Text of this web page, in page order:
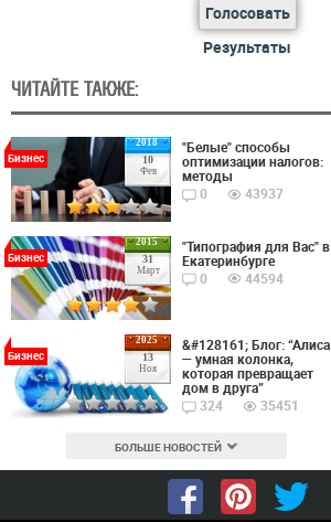
Голосовать
Результаты
ЧИТАЙТЕ ТАКЖЕ:
2018
10
Фев
Бизнес
"Белые" способы
оптимизации налогов:
методы
0
43937
2015
31
Март
Бизнес
"Типография для Вас" в
Екатеринбурге
0
44594
2025
13
Ноя
Бизнес
&#128161; Блог: “Алиса
— умная колонка,
которая превращает
дом в друга”
324
35451
БОЛЬШЕ НОВОСТЕЙ